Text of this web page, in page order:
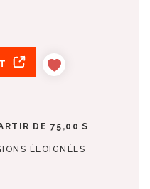
DE 75,00 $
ÉLOIGNÉES